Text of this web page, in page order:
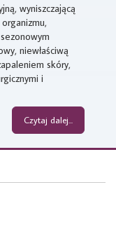
wyniszczającą
niewłaściwą
skóry,
i
Czytaj dalej...